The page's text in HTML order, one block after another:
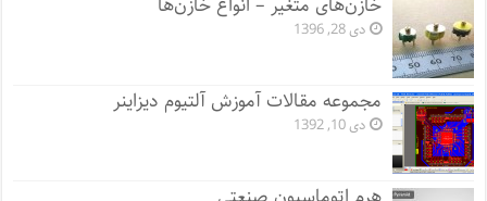
دی 28, 1396
مجموعه مقالات آموزش آلتیوم دیزاینر
دی 10, 1392